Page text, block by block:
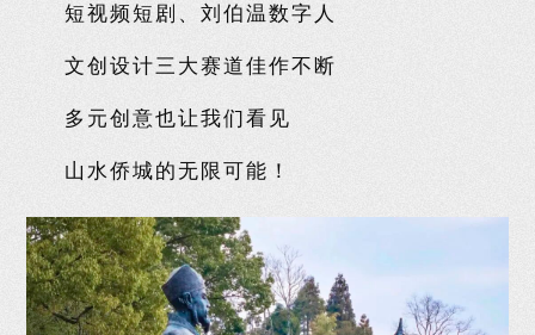
短视频短剧、刘伯温数字人
文创设计三大赛道佳作不断
多元创意也让我们看见
山水侨城的无限可能！